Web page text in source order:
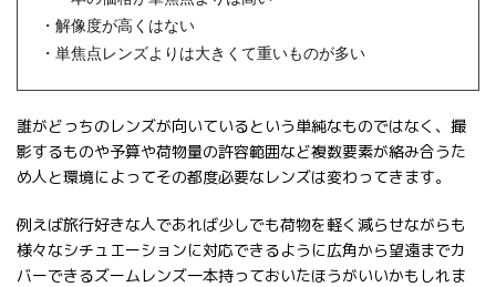
・解像度が高くはない
・単焦点レンズよりは大きくて重いものが多い
誰がどっちのレンズが向いているという単純なものではなく、撮
影するものや予算や荷物量の許容範囲など複数要素が絡み合うた
め人と環境によってその都度必要なレンズは変わってきます。
例えば旅行好きな人であれば少しでも荷物を軽く減らせながらも
様々なシチュエーションに対応できるように広角から望遠までカ
バーできるズームレンズ一本持っておいたほうがいいかもしれま